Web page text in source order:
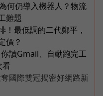
何仍導入機器人？物流
難題
！最低調的二代鄭平，
價？
讀Gmail、自動跑完工
看
國際雙冠揭密好網路新